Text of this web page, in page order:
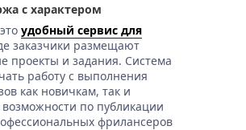
с характером
удобный сервис для
заказчики размещают
проекты и задания. Система
работу с выполнения
как новичкам, так и
по публикации
фрилансеров